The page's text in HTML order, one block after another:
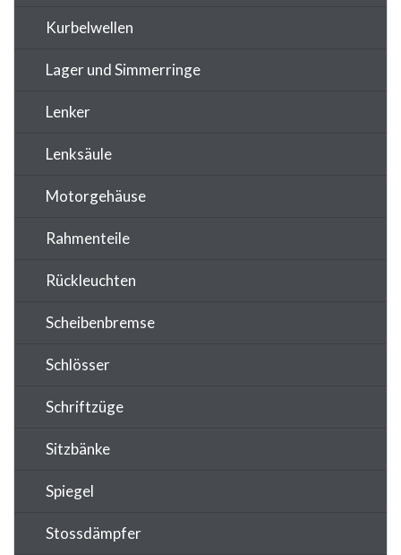
Kurbelwellen
Lager und Simmerringe
Lenker
Lenksäule
Motorgehäuse
Rahmenteile
Rückleuchten
Scheibenbremse
Schlösser
Schriftzüge
Sitzbänke
Spiegel
Stossdämpfer